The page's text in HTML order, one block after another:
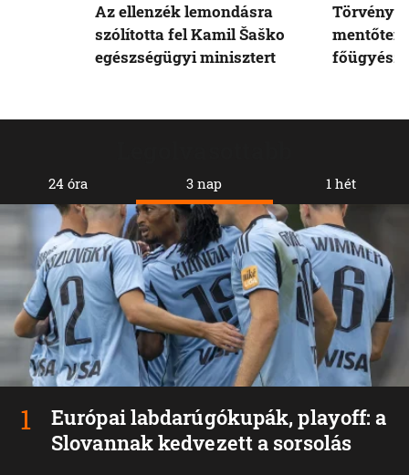
24 óra 3 nap
Európai labdarúgókupák, playoff: a
Slovannak kedvezett a sorsolás
1 hét
Az ellenzék lemondásra
szólította fel Kamil Šaško
egészségügyi minisztert
főügyész